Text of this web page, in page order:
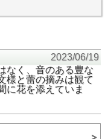
2023/06/19
なく、音のある豊な
様と蕾の摘みは観て
に花を添えていま